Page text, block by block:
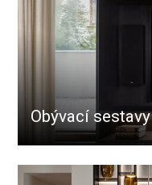
Obývací sestavy